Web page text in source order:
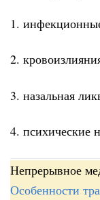
1.
2.
3. назальная
4. психические
Непрерывное
Особенности